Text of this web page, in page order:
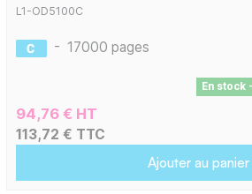
L1-OD5100C
- 17000 pages
En
94,76 € HT
113,72 € TTC
Ajouter au panier